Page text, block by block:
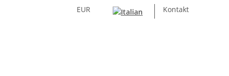
EUR Kontakt